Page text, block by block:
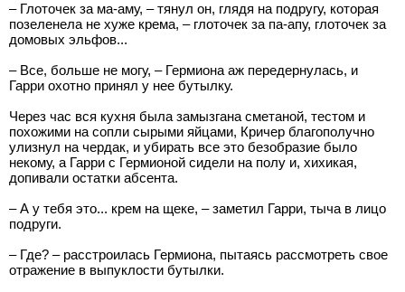
– Глоточек за ма-аму, – тянул он, глядя на подругу, которая
позеленела не хуже крема, – глоточек за па-апу, глоточек за
домовых эльфов...
– Все, больше не могу, – Гермиона аж передернулась, и
Гарри охотно принял у нее бутылку.
Через час вся кухня была замызгана сметаной, тестом и
похожими на сопли сырыми яйцами, Кричер благополучно
улизнул на чердак, и убирать все это безобразие было
некому, а Гарри с Гермионой сидели на полу и, хихикая,
допивали остатки абсента.
– А у тебя это... крем на щеке, – заметил Гарри, тыча в лицо
подруги.
– Где? – расстроилась Гермиона, пытаясь рассмотреть свое
отражение в выпуклости бутылки.